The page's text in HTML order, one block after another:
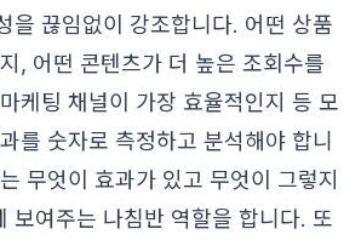
을 끊임없이 강조합니다. 어떤 상품
, 어떤 콘텐츠가 더 높은 조회수를
케팅 채널이 가장 효율적인지 등 모
를 숫자로 측정하고 분석해야 합니
무엇이 효과가 있고 무엇이 그렇지
보여주는 나침반 역할을 합니다. 또